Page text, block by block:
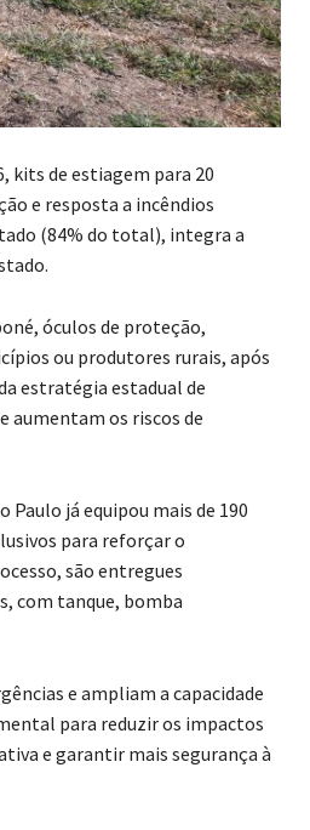
kits de estiagem para 20
e resposta a incêndios
(84% do total), integra a
óculos de proteção,
ou produtores rurais, após
estratégia estadual de
aumentam os riscos de
já equipou mais de 190
para reforçar o
são entregues
com tanque, bomba
e ampliam a capacidade
para reduzir os impactos
e garantir mais segurança à